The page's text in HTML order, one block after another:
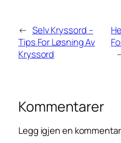
← Selv Kryssord –
Tips For Løsning Av
Kryssord
Kommentarer
Legg igjen en kommentar